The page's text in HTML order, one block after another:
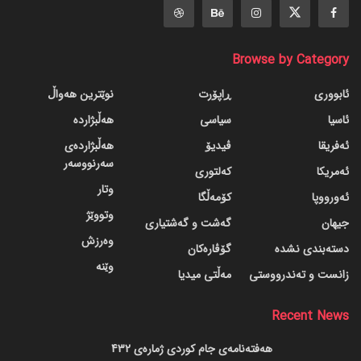
Browse by Category
ئابووری
ئاسیا
ئەفریقا
ئەمریکا
ئەورووپا
جیهان
دسته‌بندی نشده
زانست و تەندرووستی
ڕاپۆرت
سیاسی
ڤیدیۆ
کەلتوری
کۆمەڵگا
گه‌شت و گه‌شتیاری
گۆڤاره‌کان
مەڵتی میدیا
نوێترین هەواڵ
هەڵبژاردە
هەڵبژاردەی
سەرنووسەر
وتار
وتووێژ
وەرزش
وێنە
Recent News
هەفتەنامەی جام کوردی ژمارەی 432